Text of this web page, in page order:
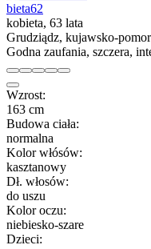
bieta62
kobieta, 63 lata
Grudziądz, kujawsko-
Godna zaufania, szczera,
Wzrost:
163 cm
Budowa ciała:
normalna
Kolor włósów:
kasztanowy
Dł. włosów:
do uszu
Kolor oczu:
niebiesko-szare
Dzieci: